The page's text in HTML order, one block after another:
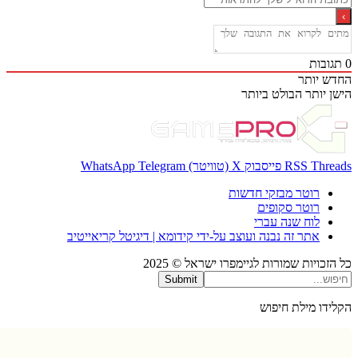
יותר
יותר הבולט ביותר
RSS פייסבוק X (טוויטר) WhatsApp Telegram
רוטר מבזקי חדשות
רוטר סקופים
לוח שנה עברי
אתר זה נבנה ועוצב על-ידי קידומא | דיגיטל קריאייטיב
שמורות לגיימפרו ישראל © 2025
Submit
מילת חיפוש